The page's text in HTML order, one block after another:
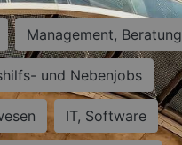
Management, Beratung
und Nebenjobs
IT, Software